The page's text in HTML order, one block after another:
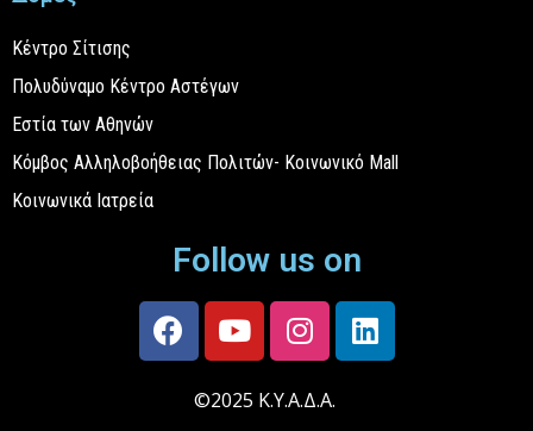
Κέντρο Σίτισης
Πολυδύναμο Κέντρο Αστέγων
Εστία των Αθηνών
Κόμβος Αλληλοβοήθειας Πολιτών- Κοινωνικό Mall
Κοινωνικά Ιατρεία
Follow us on
©2025 Κ.Υ.Α.Δ.Α.